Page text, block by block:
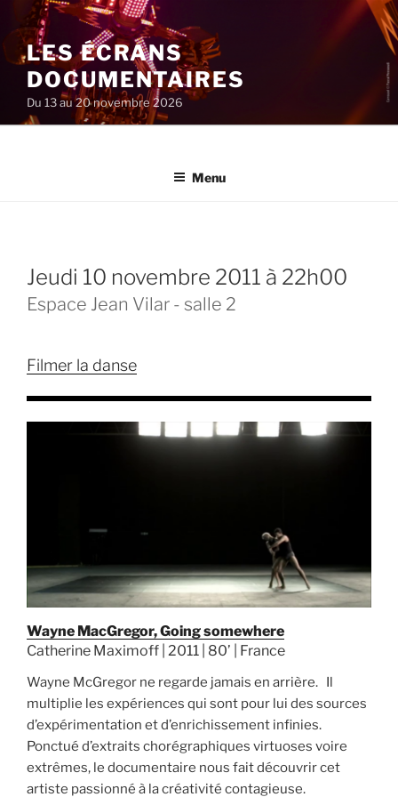
au
contenu
principal
LES ÉCRANS
DOCUMENTAIRES
Du 13 au 20 novembre 2026
Menu
jeudi 10 novembre 2011 à 22h00
Espace Jean Vilar - salle 2
Filmer la danse
Wayne MacGregor, Going somewhere
Catherine Maximoff | 2011 | 80’ | France
Wayne McGregor ne regarde jamais en arrière. Il
multiplie les expériences qui sont pour lui des sources
d’expérimentation et d’enrichissement infinies.
Ponctué d’extraits chorégraphiques virtuoses voire
extrêmes, le documentaire nous fait découvrir cet
artiste passionné à la créativité contagieuse.